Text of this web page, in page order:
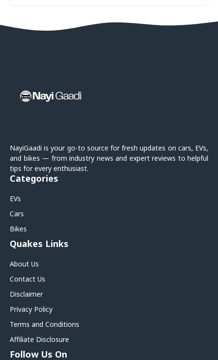
NayiGaadi is your go-to source for fresh updates on cars, EVs,
and bikes — from industry news and expert reviews to helpful
tips for every enthusiast.
Categories
EVs
Cars
Bikes
Quakes Links
About Us
Contact Us
Disclaimer
Privacy Policy
Terms and Conditions
Affiliate Disclosure
Follow Us On